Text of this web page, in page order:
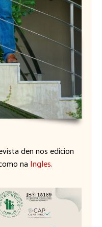
den nos edicion
na Ingles.